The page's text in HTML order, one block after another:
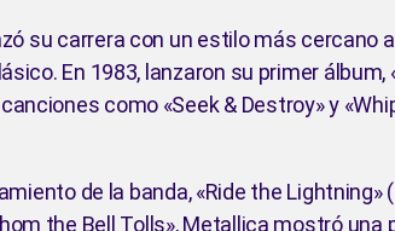
su carrera con un estilo más cercano
En 1983, lanzaron su primer
como «Seek & Destroy» y
de la banda, «Ride the
the Bell Tolls», Metallica mostró